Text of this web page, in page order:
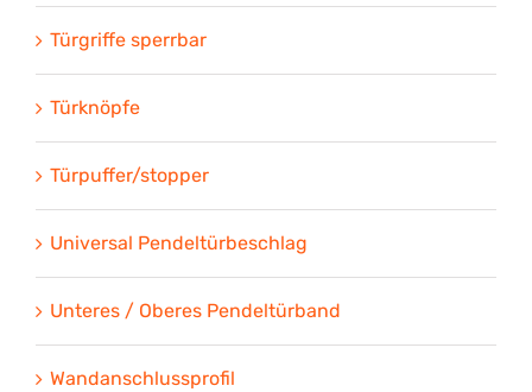
Türgriffe sperrbar
Türknöpfe
Türpuffer/stopper
Universal Pendeltürbeschlag
Unteres / Oberes Pendeltürband
Wandanschlussprofil